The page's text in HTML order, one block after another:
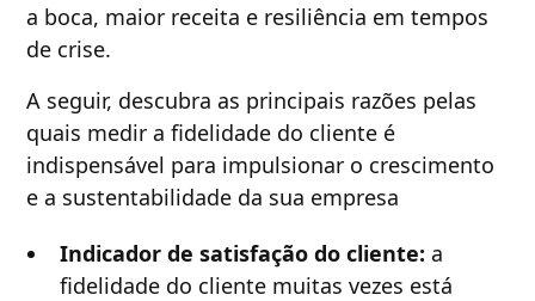
a boca, maior receita e resiliência em tempos
de crise.
A seguir, descubra as principais razões pelas
quais medir a fidelidade do cliente é
indispensável para impulsionar o crescimento
e a sustentabilidade da sua empresa
Indicador de satisfação do cliente:a
fidelidade do cliente muitas vezes está